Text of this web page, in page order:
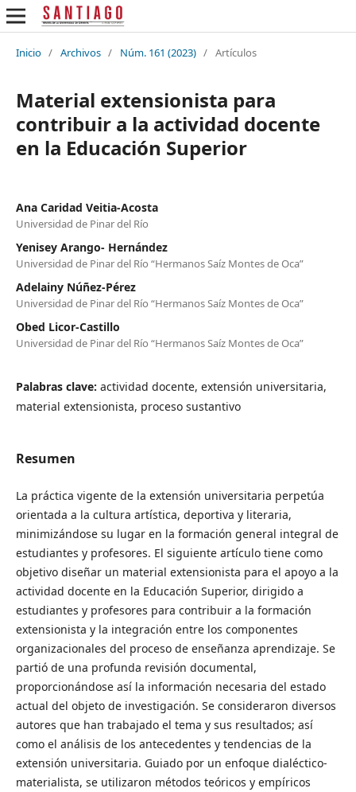
Inicio / Archivos / Núm. 161 (2023) / Artículos
Material extensionista para
contribuir a la actividad docente
en la Educación Superior
Ana Caridad Veitia-Acosta
Universidad de Pinar del Río
Yenisey Arango- Hernández
Universidad de Pinar del Río “Hermanos Saíz Montes de Oca”
Adelainy Núñez-Pérez
Universidad de Pinar del Río “Hermanos Saíz Montes de Oca”
Obed Licor-Castillo
Universidad de Pinar del Río “Hermanos Saíz Montes de Oca”
Palabras clave: actividad docente, extensión universitaria,
material extensionista, proceso sustantivo
Resumen
La práctica vigente de la extensión universitaria perpetúa
orientada a la cultura artística, deportiva y literaria,
minimizándose su lugar en la formación general integral de
estudiantes y profesores. El siguiente artículo tiene como
objetivo diseñar un material extensionista para el apoyo a la
actividad docente en la Educación Superior, dirigido a
estudiantes y profesores para contribuir a la formación
extensionista y la integración entre los componentes
organizacionales del proceso de enseñanza aprendizaje. Se
partió de una profunda revisión documental,
proporcionándose así la información necesaria del estado
actual del objeto de investigación. Se consideraron diversos
autores que han trabajado el tema y sus resultados; así
como el análisis de los antecedentes y tendencias de la
extensión universitaria. Guiado por un enfoque dialéctico-
materialista, se utilizaron métodos teóricos y empíricos